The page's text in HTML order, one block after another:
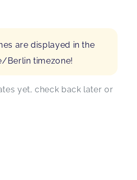
are displayed in the
Berlin timezone!
yet, check back later or